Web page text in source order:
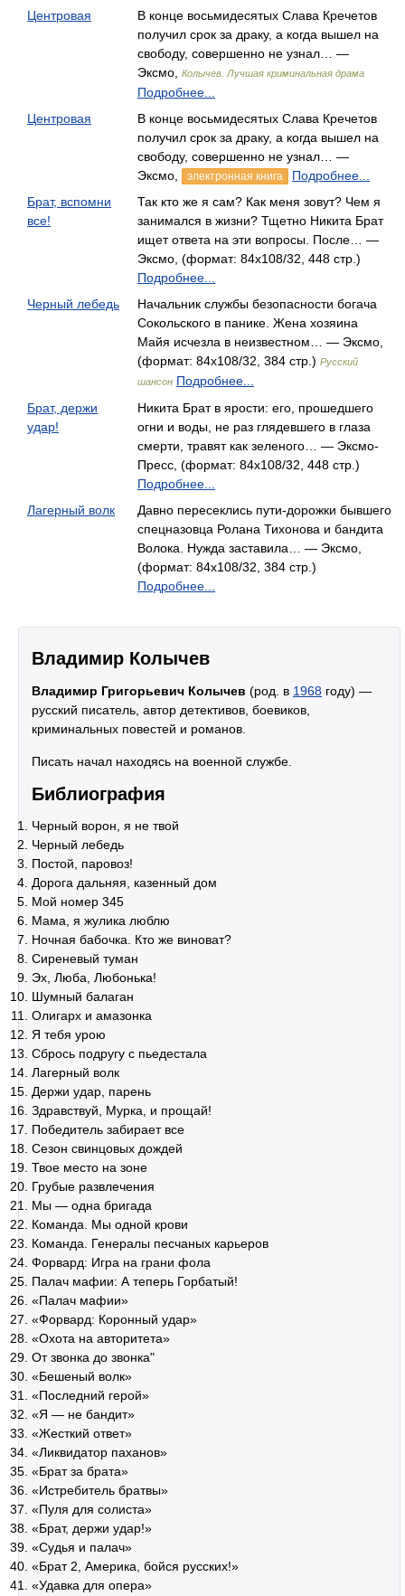
Центровая
В конце восьмидесятых Слава Кречетов
получил срок за драку, а когда вышел на
свободу, совершенно не узнал… —
Эксмо,
Колычев. Лучшая криминальная драма
Подробнее...
Центровая
В конце восьмидесятых Слава Кречетов
получил срок за драку, а когда вышел на
свободу, совершенно не узнал… —
Эксмо,
электронная книга
Подробнее...
Брат, вспомни
все!
Так кто же я сам? Как меня зовут? Чем я
занимался в жизни? Тщетно Никита Брат
ищет ответа на эти вопросы. После… —
Эксмо, (формат: 84x108/32, 448 стр.)
Подробнее...
Черный лебедь
Начальник службы безопасности богача
Сокольского в панике. Жена хозяина
Майя исчезла в неизвестном… — Эксмо,
(формат: 84x108/32, 384 стр.) Русский
шансон Подробнее...
Брат, держи
удар!
Никита Брат в ярости: его, прошедшего
огни и воды, не раз глядевшего в глаза
смерти, травят как зеленого… — Эксмо-
Пресс, (формат: 84x108/32, 448 стр.)
Подробнее...
Лагерный волк
Давно пересеклись пути-дорожки бывшего
спецназовца Ролана Тихонова и бандита
Волока. Нужда заставила… — Эксмо,
(формат: 84x108/32, 384 стр.)
Подробнее...
Владимир Колычев
Владимир Григорьевич Колычев (род. в 1968 году) —
русский писатель, автор детективов, боевиков,
криминальных повестей и романов.
Писать начал находясь на военной службе.
Библиография
Черный ворон, я не твой
Черный лебедь
Постой, паровоз!
Дорога дальняя, казенный дом
Мой номер 345
Мама, я жулика люблю
Ночная бабочка. Кто же виноват?
Сиреневый туман
Эх, Люба, Любонька!
Шумный балаган
Олигарх и амазонка
Я тебя урою
Сбрось подругу с пьедестала
Лагерный волк
Держи удар, парень
Здравствуй, Мурка, и прощай!
Победитель забирает все
Сезон свинцовых дождей
Твое место на зоне
Грубые развлечения
Мы — одна бригада
Команда. Мы одной крови
Команда. Генералы песчаных карьеров
Форвард: Игра на грани фола
Палач мафии: А теперь Горбатый!
«Палач мафии»
«Форвард: Коронный удар»
«Охота на авторитета»
От звонка до звонка"
«Бешеный волк»
«Последний герой»
«Я — не бандит»
«Жесткий ответ»
«Ликвидатор паханов»
«Брат за брата»
«Истребитель братвы»
«Пуля для солиста»
«Брат, держи удар!»
«Судья и палач»
«Брат 2, Америка, бойся русских!»
«Удавка для опера»